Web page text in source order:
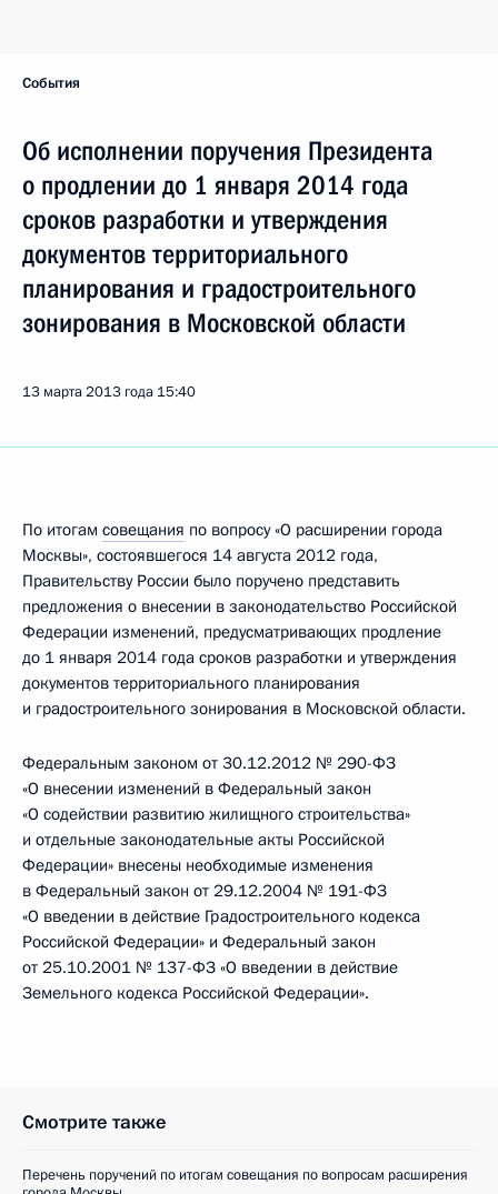
События
Об исполнении поручения Президента
о продлении до 1 января 2014 года
сроков разработки и утверждения
документов территориального
планирования и градостроительного
зонирования в Московской области
13 марта 2013 года 15:40
По итогам совещания по вопросу «О расширении города
Москвы», состоявшегося 14 августа 2012 года,
Правительству России было поручено представить
предложения о внесении в законодательство Российской
Федерации изменений, предусматривающих продление
до 1 января 2014 года сроков разработки и утверждения
документов территориального планирования
и градостроительного зонирования в Московской области.
Федеральным законом от 30.12.2012 № 290-ФЗ
«О внесении изменений в Федеральный закон
«О содействии развитию жилищного строительства»
и отдельные законодательные акты Российской
Федерации» внесены необходимые изменения
в Федеральный закон от 29.12.2004 № 191-ФЗ
«О введении в действие Градостроительного кодекса
Российской Федерации» и Федеральный закон
от 25.10.2001 № 137-ФЗ «О введении в действие
Земельного кодекса Российской Федерации».
Смотрите также
Перечень поручений по итогам совещания по вопросам расширения